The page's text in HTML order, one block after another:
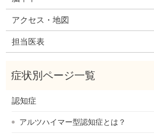
アクセス・地図
担当医表
認知症
アルツハイマー型認知症とは？